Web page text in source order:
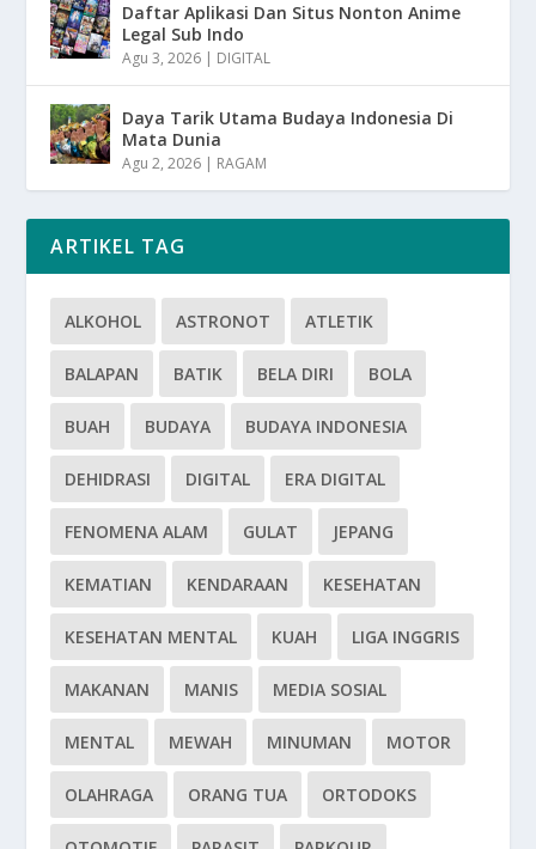
Daftar Aplikasi Dan Situs Nonton Anime
Legal Sub Indo
Agu 3, 2026 | DIGITAL
Daya Tarik Utama Budaya Indonesia Di
Mata Dunia
Agu 2, 2026 | RAGAM
ARTIKEL TAG
ALKOHOL ASTRONOT ATLETIK
BALAPAN BATIK BELA DIRI BOLA
BUAH BUDAYA BUDAYA INDONESIA
DEHIDRASI DIGITAL ERA DIGITAL
FENOMENA ALAM GULAT JEPANG
KEMATIAN KENDARAAN KESEHATAN
KESEHATAN MENTAL KUAH LIGA INGGRIS
MAKANAN MANIS MEDIA SOSIAL
MENTAL MEWAH MINUMAN MOTOR
OLAHRAGA ORANG TUA ORTODOKS